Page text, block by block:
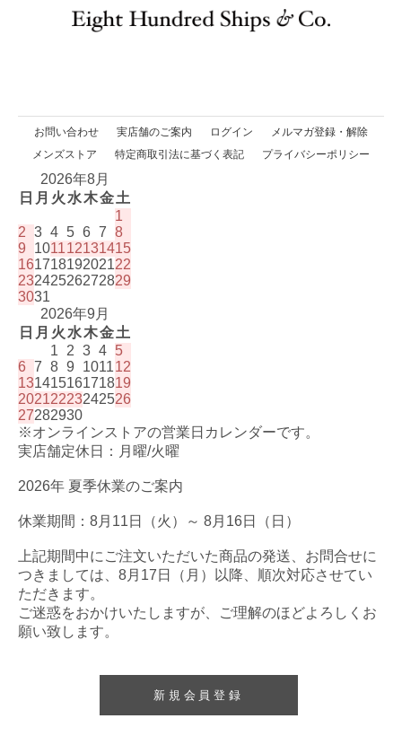
お問い合わせ 実店舗のご案内 ログイン
メルマガ登録・解除
メンズストア
特定商取引法に基づく表記 プライバシーポリシー
2026年8月
日 月 火 水木金土
1
2 3 4 5 6 7 8
9
101112131415
16171819202122
23242526272829
3031
2026年9月
日 月 火 水木金土
1
2 3 4 5
6 7 8 9 101112
13141516171819
20212223242526
27282930
※オンラインストアの営業日カレンダーです。
実店舗定休日：月曜/火曜
2026年 夏季休業のご案内
休業期間：8月11日（火）～ 8月16日（日）
上記期間中にご注文いただいた商品の発送、お問合せに
つきましては、8月17日（月）以降、順次対応させてい
ただきます。
ご迷惑をおかけいたしますが、ご理解のほどよろしくお
願い致します。
新規会員登録